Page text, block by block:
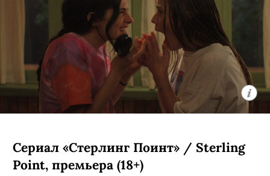
Сериал «Стерлинг Поинт» / Sterling
Point, премьера (18+)